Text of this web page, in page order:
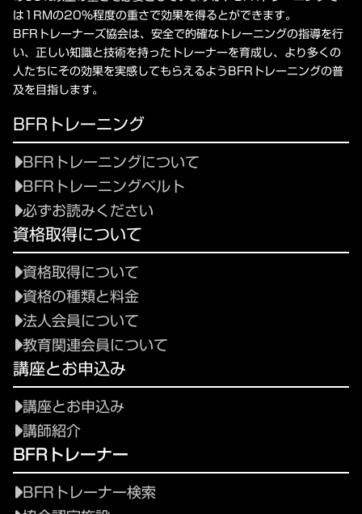
は1RMの20%程度の重さで効果を得るとができます。
BFRトレーナーズ協会は、安全で的確なトレーニングの指導を行
い、正しい知識と技術を持ったトレーナーを育成し、より多くの
人たちにその効果を実感してもらえるようBFRトレーニングの普
及を目指します。
BFRトレーニング
BFRトレーニングについて
BFRトレーニングベルト
必ずお読みください
資格取得について
資格取得について
資格の種類と料金
法人会員について
教育関連会員について
講座とお申込み
講座とお申込み
講師紹介
BFRトレーナー
BFRトレーナー検索